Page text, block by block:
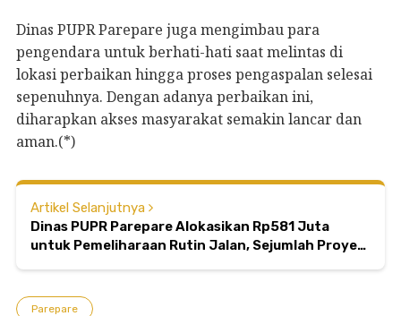
Dinas PUPR Parepare juga mengimbau para
pengendara untuk berhati-hati saat melintas di
lokasi perbaikan hingga proses pengaspalan selesai
sepenuhnya. Dengan adanya perbaikan ini,
diharapkan akses masyarakat semakin lancar dan
aman.(*)
Artikel Selanjutnya
Dinas PUPR Parepare Alokasikan Rp581 Juta
untuk Pemeliharaan Rutin Jalan, Sejumlah Proyek
Parepare